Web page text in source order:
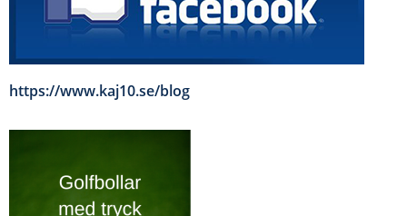
https://www.kaj10.se/blog